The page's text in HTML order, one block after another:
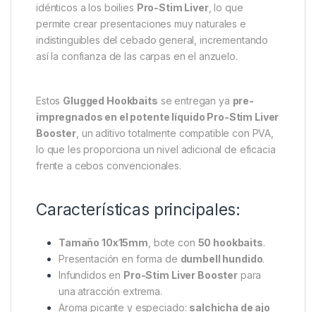
idénticos a los boilies Pro-Stim Liver, lo que
permite crear presentaciones muy naturales e
indistinguibles del cebado general, incrementando
así la confianza de las carpas en el anzuelo.
Estos Glugged Hookbaits se entregan ya pre-
impregnados en el potente líquido Pro-Stim Liver
Booster , un aditivo totalmente compatible con PVA,
lo que les proporciona un nivel adicional de eficacia
frente a cebos convencionales.
Características principales:
Tamaño 10x15mm , bote con 50 hookbaits.
Presentación en forma de dumbell hundido.
Infundidos en Pro-Stim Liver Boosterpara
una atracción extrema.
Aroma picante y especiado: salchicha de ajo